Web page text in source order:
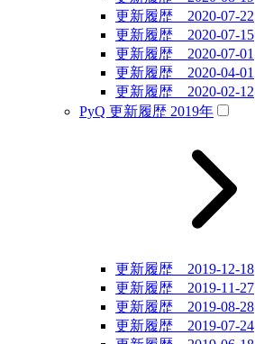
更新履歴 2020-07-22
更新履歴 2020-07-15
更新履歴 2020-07-01
更新履歴 2020-04-01
更新履歴 2020-02-12
PyQ 更新履歴 2019年
更新履歴 2019-12-18
更新履歴 2019-11-27
更新履歴 2019-08-28
更新履歴 2019-07-24